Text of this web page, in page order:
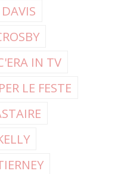
IN TV
LE FESTE